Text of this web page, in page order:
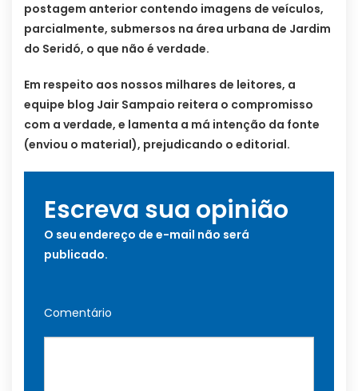
postagem anterior contendo imagens de veículos,
parcialmente, submersos na área urbana de Jardim
do Seridó, o que não é verdade.
Em respeito aos nossos milhares de leitores, a
equipe blog Jair Sampaio reitera o compromisso
com a verdade, e lamenta a má intenção da fonte
(enviou o material), prejudicando o editorial.
Escreva sua opinião
O seu endereço de e-mail não será
publicado.
Comentário